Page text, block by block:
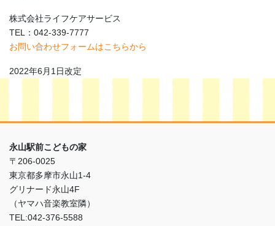
株式会社ライフケアサービス
TEL：042-339-7777
お問い合わせフォームはこちらから
2022年6月1日改定
永山駅前こどもの家
〒206-0025
東京都多摩市永山1-4
グリナード永山4F
（ヤマハ音楽教室隣）
TEL:042-376-5588